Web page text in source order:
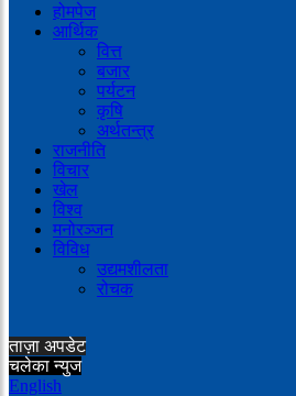
होमपेज
आर्थिक
वित्त
बजार
पर्यटन
कृषि
अर्थतन्त्र
राजनीति
विचार
खेल
विश्व
मनोरञ्जन
विविध
उद्यमशीलता
रोचक
ताज़ा अपडेट
चलेका न्युज
English